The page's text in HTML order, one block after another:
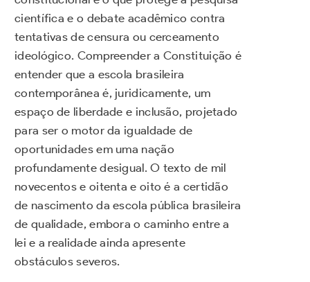
científica e o debate acadêmico contra
tentativas de censura ou cerceamento
ideológico. Compreender a Constituição é
entender que a escola brasileira
contemporânea é, juridicamente, um
espaço de liberdade e inclusão, projetado
para ser o motor da igualdade de
oportunidades em uma nação
profundamente desigual. O texto de mil
novecentos e oitenta e oito é a certidão
de nascimento da escola pública brasileira
de qualidade, embora o caminho entre a
lei e a realidade ainda apresente
obstáculos severos.